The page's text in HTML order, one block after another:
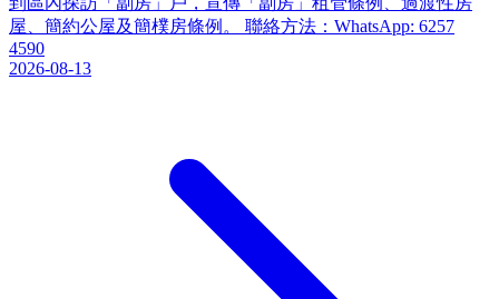
屋、簡約公屋及簡樸房條例。 聯絡方法：WhatsApp: 6257
4590
2026-08-13